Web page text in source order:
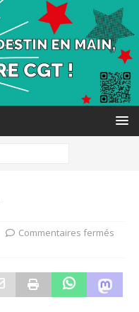
Commentaires fermés